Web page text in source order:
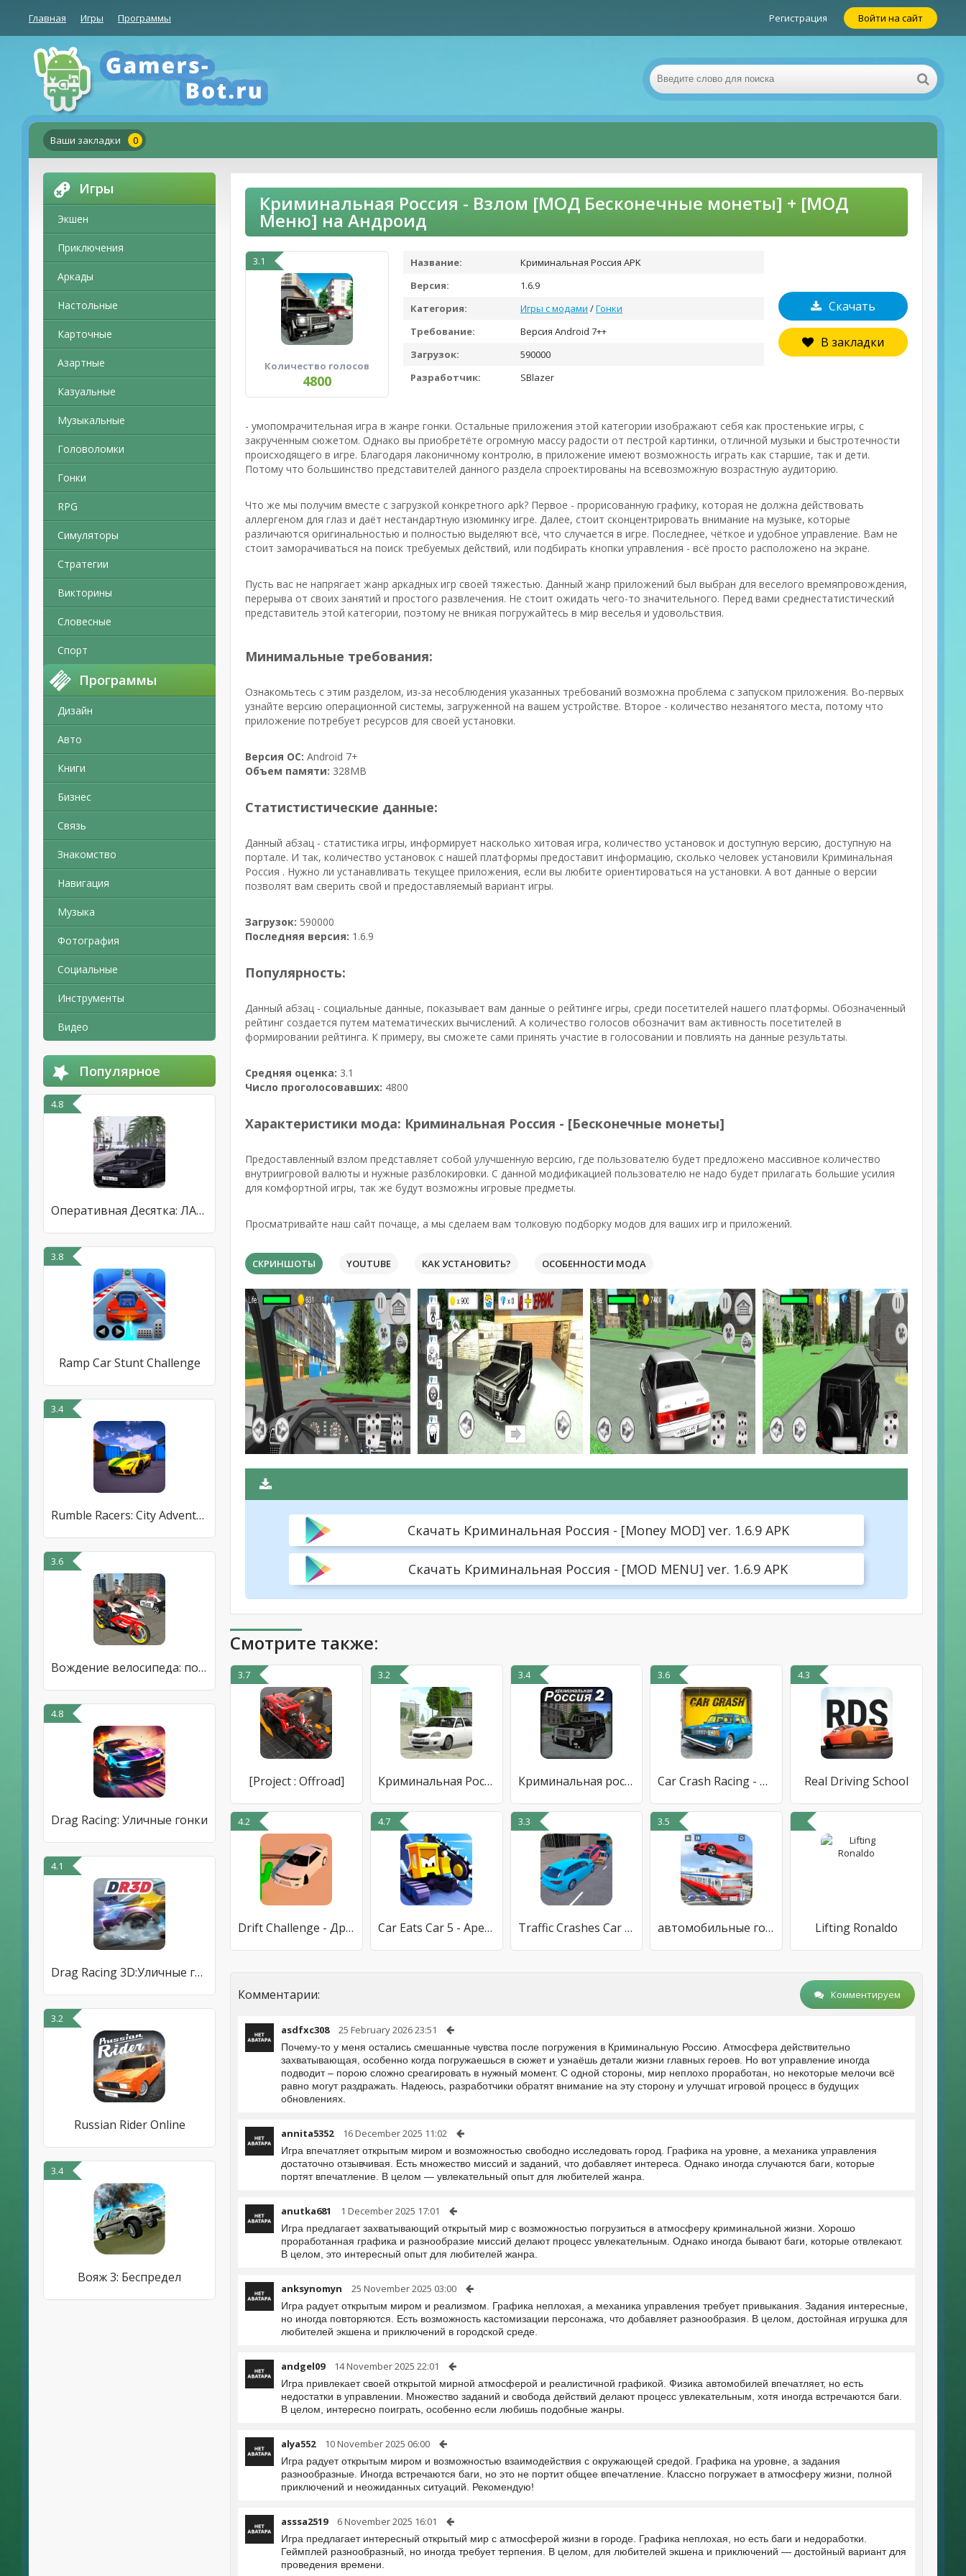
Главная Игры Программы Регистрация Войти на сайт
Ваши закладки 0
Игры
Экшен
Приключения
Аркады
Настольные
Карточные
Азартные
Казуальные
Музыкальные
Головоломки
Гонки
RPG
Симуляторы
Стратегии
Викторины
Словесные
Спорт
Программы
Дизайн
Авто
Книги
Бизнес
Связь
Знакомство
Навигация
Музыка
Фотография
Социальные
Инструменты
Видео
Популярное
4.8
Оперативная Десятка: ЛАДА 2110
3.8
Ramp Car Stunt Challenge
3.4
Rumble Racers: City Adventure
3.6
Вождение велосипеда: полиция
4.8
Drag Racing: Уличные гонки
4.1
Drag Racing 3D:Уличные гонки 2
3.2
Russian Rider Online
3.4
Вояж 3: Беспредел
Криминальная Россия - Взлом [МОД Бесконечные монеты] + [МОД
Меню] на Андроид
3.1
Количество голосов
4800
Скачать
В закладки
Название:
Криминальная Россия APK
Версия:
1.6.9
Категория:
Игры с модами /Гонки
Требование:
Версия Android 7++
Загрузок:
590000
Разработчик:
SBlazer
- умопомрачительная игра в жанре гонки. Остальные приложения этой категории изображают себя как простенькие игры, с
закрученным сюжетом. Однако вы приобретёте огромную массу радости от пестрой картинки, отличной музыки и быстротечности
происходящего в игре. Благодаря лаконичному контролю, в приложение имеют возможность играть как старшие, так и дети.
Потому что большинство представителей данного раздела спроектированы на всевозможную возрастную аудиторию.
Что же мы получим вместе с загрузкой конкретного apk? Первое - прорисованную графику, которая не должна действовать
аллергеном для глаз и даёт нестандартную изюминку игре. Далее, стоит сконцентрировать внимание на музыке, которые
различаются оригинальностью и полностью выделяют всё, что случается в игре. Последнее, чёткое и удобное управление. Вам не
стоит заморачиваться на поиск требуемых действий, или подбирать кнопки управления - всё просто расположено на экране.
Пусть вас не напрягает жанр аркадных игр своей тяжестью. Данный жанр приложений был выбран для веселого времяпровождения,
перерыва от своих занятий и простого развлечения. Не стоит ожидать чего-то значительного. Перед вами среднестатистический
представитель этой категории, поэтому не вникая погружайтесь в мир веселья и удовольствия.
Минимальные требования:
Ознакомьтесь с этим разделом, из-за несоблюдения указанных требований возможна проблема с запуском приложения. Во-первых
узнайте версию операционной системы, загруженной на вашем устройстве. Второе - количество незанятого места, потому что
приложение потребует ресурсов для своей установки.
Версия ОС: Android 7+
Объем памяти: 328MB
Статистистические данные:
Данный абзац - статистика игры, информирует насколько хитовая игра, количество установок и доступную версию, доступную на
портале. И так, количество установок с нашей платформы предоставит информацию, сколько человек установили Криминальная
Россия . Нужно ли устанавливать текущее приложения, если вы любите ориентироваться на установки. А вот данные о версии
позволят вам сверить свой и предоставляемый вариант игры.
Загрузок: 590000
Последняя версия: 1.6.9
Популярность:
Данный абзац - социальные данные, показывает вам данные о рейтинге игры, среди посетителей нашего платформы. Обозначенный
рейтинг создается путем математических вычислений. А количество голосов обозначит вам активность посетителей в
формировании рейтинга. К примеру, вы сможете сами принять участие в голосовании и повлиять на данные результаты.
Средняя оценка: 3.1
Число проголосовавших: 4800
Характеристики мода: Криминальная Россия - [Бесконечные монеты]
Предоставленный взлом представляет собой улучшенную версию, где пользователю будет предложено массивное количество
внутриигровой валюты и нужные разблокировки. С данной модификацией пользователю не надо будет прилагать большие усилия
для комфортной игры, так же будут возможны игровые предметы.
Просматривайте наш сайт почаще, а мы сделаем вам толковую подборку модов для ваших игр и приложений.
СКРИНШОТЫ YOUTUBE КАК УСТАНОВИТЬ? ОСОБЕННОСТИ МОДА
Скачать Криминальная Россия - [Money MOD] ver. 1.6.9 APK
Скачать Криминальная Россия - [MOD MENU] ver. 1.6.9 APK
Смотрите также:
3.7
[Project : Offroad]
3.2
Криминальная Россия 3
3.4
Криминальная россия 2 3D
3.6
Car Crash Racing - Россия
4.3
Real Driving School
4.2
Drift Challenge - Дрифт Гонки
4.7
Car Eats Car 5 - Арена битвы
3.3
Traffic Crashes Car Crash
3.5
автомобильные гонки гонки игры Lifting Ronaldo
Комментарии: Комментируем
asdfxc308 25 February 2026 23:51
Почему-то у меня остались смешанные чувства после погружения в Криминальную Россию. Атмосфера действительно
захватывающая, особенно когда погружаешься в сюжет и узнаёшь детали жизни главных героев. Но вот управление иногда
подводит – порою сложно среагировать в нужный момент. С одной стороны, мир неплохо проработан, но некоторые мелочи всё
равно могут раздражать. Надеюсь, разработчики обратят внимание на эту сторону и улучшат игровой процесс в будущих
обновлениях.
annita5352 16 December 2025 11:02
Игра впечатляет открытым миром и возможностью свободно исследовать город. Графика на уровне, а механика управления
достаточно отзывчивая. Есть множество миссий и заданий, что добавляет интереса. Однако иногда случаются баги, которые
портят впечатление. В целом — увлекательный опыт для любителей жанра.
anutka681 1 December 2025 17:01
Игра предлагает захватывающий открытый мир с возможностью погрузиться в атмосферу криминальной жизни. Хорошо
проработанная графика и разнообразие миссий делают процесс увлекательным. Однако иногда бывают баги, которые отвлекают.
В целом, это интересный опыт для любителей жанра.
anksynomyn 25 November 2025 03:00
Игра радует открытым миром и реализмом. Графика неплохая, а механика управления требует привыкания. Задания интересные,
но иногда повторяются. Есть возможность кастомизации персонажа, что добавляет разнообразия. В целом, достойная игрушка для
любителей экшена и приключений в городской среде.
andgel09 14 November 2025 22:01
Игра привлекает своей открытой мирной атмосферой и реалистичной графикой. Физика автомобилей впечатляет, но есть
недостатки в управлении. Множество заданий и свобода действий делают процесс увлекательным, хотя иногда встречаются баги.
В целом, интересно поиграть, особенно если любишь подобные жанры.
alya552 10 November 2025 06:00
Игра радует открытым миром и возможностью взаимодействия с окружающей средой. Графика на уровне, а задания
разнообразные. Иногда встречаются баги, но это не портит общее впечатление. Классно погружает в атмосферу жизни, полной
приключений и неожиданных ситуаций. Рекомендую!
asssa2519 6 November 2025 16:01
Игра предлагает интересный открытый мир с атмосферой жизни в городе. Графика неплохая, но есть баги и недоработки.
Геймплей разнообразный, но иногда требует терпения. В целом, для любителей экшена и приключений — достойный вариант для
проведения времени.